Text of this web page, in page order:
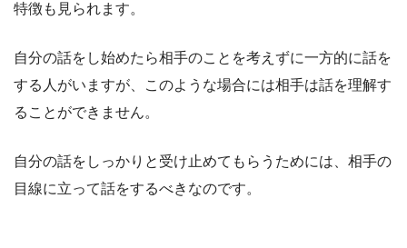
特徴も見られます。
自分の話をし始めたら相手のことを考えずに一方的に話を
する人がいますが、このような場合には相手は話を理解す
ることができません。
自分の話をしっかりと受け止めてもらうためには、相手の
目線に立って話をするべきなのです。